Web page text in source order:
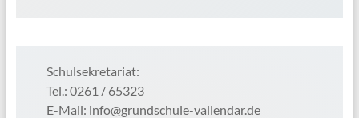
Schulsekretariat:
Tel.: 0261 / 65323
E-Mail: info@grundschule-vallendar.de